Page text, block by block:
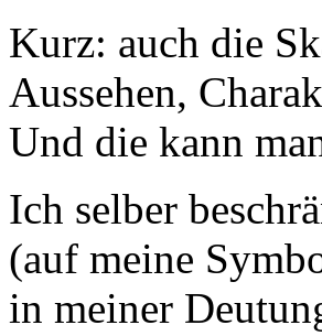
Kurz: auch die
Aussehen,
Und die kann
Ich selber
(auf meine
in meiner